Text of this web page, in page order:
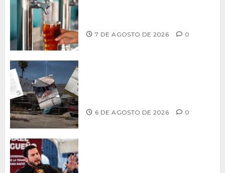
7 DE AGOSTO DE 2026 0
6 DE AGOSTO DE 2026 0